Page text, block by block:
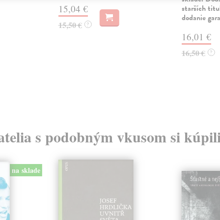
15,04 €
15,50 € ?
starších
dodanie
16,01 €
16,50 € ?
s podobným vkusom si
na sklade